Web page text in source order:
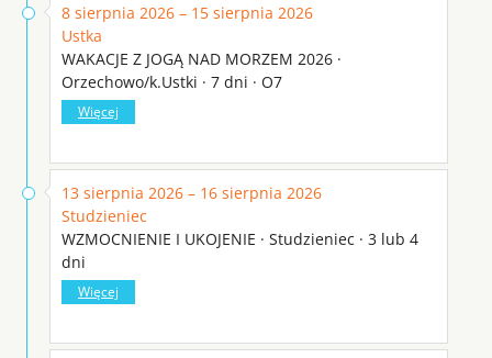
8 sierpnia 2026 – 15 sierpnia 2026
Ustka
WAKACJE Z JOGĄ NAD MORZEM 2026 ·
Orzechowo/k.Ustki · 7 dni · O7
Więcej
13 sierpnia 2026 – 16 sierpnia 2026
Studzieniec
WZMOCNIENIE I UKOJENIE · Studzieniec · 3 lub 4
dni
Więcej